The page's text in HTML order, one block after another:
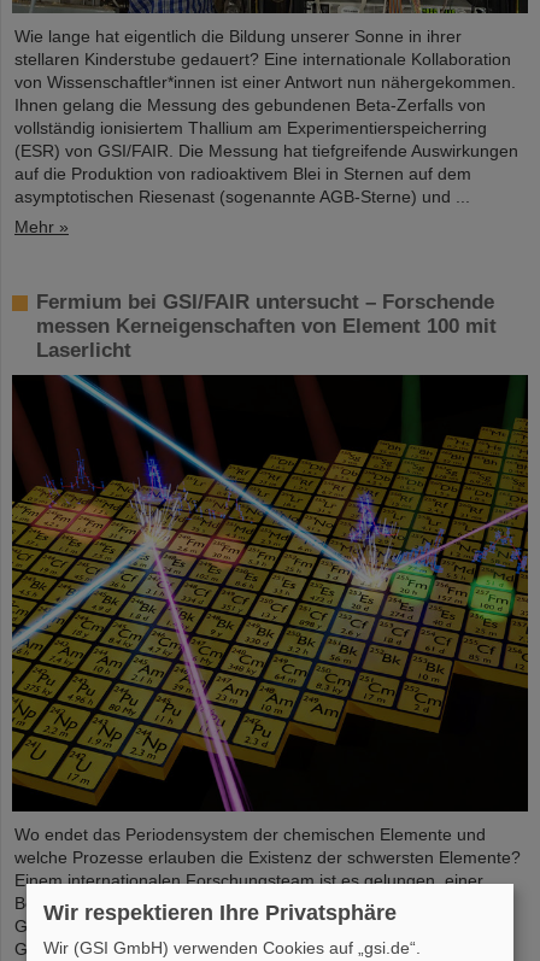
Wie lange hat eigentlich die Bildung unserer Sonne in ihrer
stellaren Kinderstube gedauert? Eine internationale Kollaboration
von Wissenschaftler*innen ist einer Antwort nun nähergekommen.
Ihnen gelang die Messung des gebundenen Beta-Zerfalls von
vollständig ionisiertem Thallium am Experimentierspeicherring
(ESR) von GSI/FAIR. Die Messung hat tiefgreifende Auswirkungen
auf die Produktion von radioaktivem Blei in Sternen auf dem
asymptotischen Riesenast (sogenannte AGB-Sterne) und ...
Mehr »
Fermium bei GSI/FAIR untersucht – Forschende
messen Kerneigenschaften von Element 100 mit
Laserlicht
Wo endet das Periodensystem der chemischen Elemente und
welche Prozesse erlauben die Existenz der schwersten Elemente?
Einem internationalen Forschungsteam ist es gelungen, einer
Beantwortung näher zu kommen und mit Messungen an der
GSI/FAIR-Beschleunigeranlage und in Laboren der Johannes
Gutenberg-Universität Mainz einen Einblick in die Struktur von
Wir respektieren Ihre Privatsphäre
Wir (GSI GmbH) verwenden Cookies auf „gsi.de“.